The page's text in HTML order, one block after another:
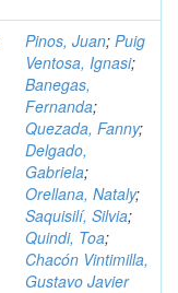
Pinos, Juan; Puig
Ventosa, Ignasi;
Banegas,
Fernanda;
Quezada, Fanny;
Delgado,
Gabriela;
Orellana, Nataly;
Saquisilí, Silvia;
Quindi, Toa;
Chacón Vintimilla,
Gustavo Javier